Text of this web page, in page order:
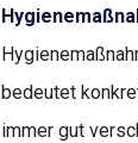
bedeutet
immer gut